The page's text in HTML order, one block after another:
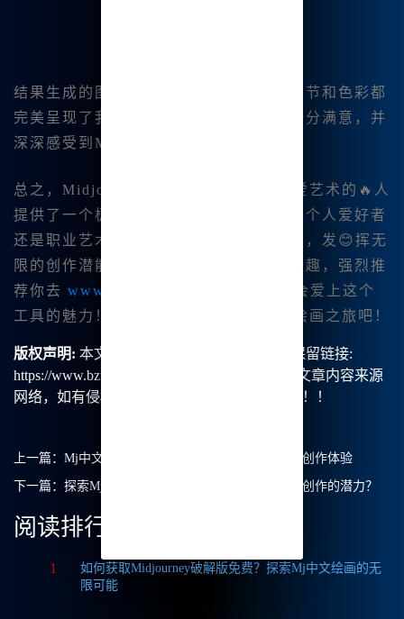
结果生成的图像超乎我的想象，图中的细节和色彩都
完美呈现了我心中的幻想。对此我感到十分满意，并
深深感受到Midjourney中文绘画的强大。
总之，Midjourney中文版为我们这些热爱艺术的🔥人
提供了一个极具潜力的创作工具。无论是个人爱好者
还是职业艺术家，都能够利用这一平台，发😊挥无
限的创作潜能。如果你也对这款工具感兴趣，强烈推
荐你去 www.bzu.cn
注册体验，相信你会爱上这个
工具的魅力！开始你的Midjourney中文绘画之旅吧！
版权声明: 本文由【B族智能】原创，转载请保留链接:
https://www.bzu.cn/news/show/9171.html，部分文章内容来源
网络，如有侵权请联系我们删除处理。谢谢！！！
上一篇： Mj中文绘画：我如何用Midjourney提升我的创作体验
下一篇： 探索Mj中文绘画：如何充分利用Midjourney创作的潜力？
阅读排行
1
如何获取Midjourney破解版免费？探索Mj中文绘画的无
限可能